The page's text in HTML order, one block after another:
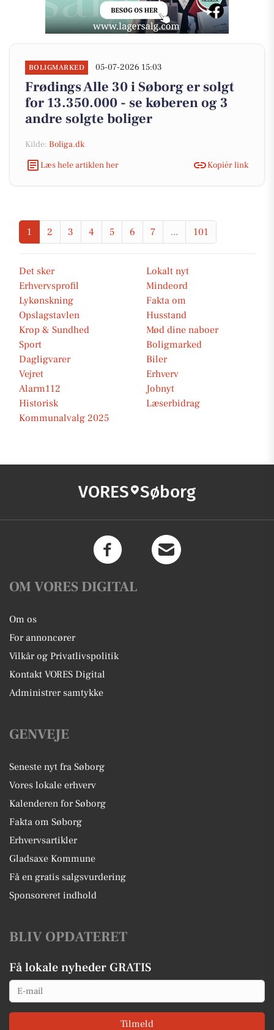
BOLIGMARKED 05-07-2026 15:03
Frødings Alle 30 i Søborg er solgt
for 13.350.000 - se køberen og 3
andre solgte boliger
Kilde: Boliga.dk
Læs hele artiklen her
Kopiér link
1 2 3 4 5 6 7 ... 101
Det sker
Lokalt nyt
Erhvervsprofil
Mindeord
Lykønskning
Fakta om
Opslagstavlen
Husstand
Krop & Sundhed
Mød dine naboer
Sport
Boligmarked
Dagligvarer
Biler
Vejret
Erhverv
Alarm112
Jobnyt
Historisk
Læserbidrag
Kommunalvalg 2025
VORES Søborg
OM VORES DIGITAL
Om os
For annoncører
Vilkår og Privatlivspolitik
Kontakt VORES Digital
Administrer samtykke
GENVEJE
Seneste nyt fra Søborg
Vores lokale erhverv
Kalenderen for Søborg
Fakta om Søborg
Erhvervsartikler
Gladsaxe Kommune
Få en gratis salgsvurdering
Sponsoreret indhold
BLIV OPDATERET
Få lokale nyheder GRATIS
Email
Tilmeld